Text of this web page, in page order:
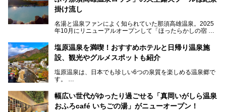
───
提供元：大江戸温泉物語ホテルズ＆リゾーツ株式会社【P
R】
この記事は大江戸温泉物語Premium 鬼怒川観光ホテルのPR
記事です。
ませんが、鬼怒川温泉観光の行き帰りに、はたまたサウナで
一日リフレッシュするための目的地に！ぜひオススメしたい
スポットです。時間制限も無いので1人1,500円でひがな一
日サウナや温泉を楽しんでお昼も食べてごろごろできちゃい
ますよ。
掛け流し
名湯と温泉ファンによく知られていた那須高雄温泉。2025
年10月にリニューアルオープンして「ほったらかしの宿 ゆ
した。
那須湯本の温泉街から少し離れた静かな環境、一軒宿ゆえに
許される露天風呂からの絶景、日帰り入浴や素泊まりで気楽
た。
2名1室利用で1人あたり4,500円～と、思い立ったらすぐに
───
提供元：アイコニア・ホスピタリティ株式会社【PR】
この記事はほったらかしの宿 ゆうふり那須高雄温泉ロッジ
塩原温泉を満喫！おすすめホテルと日帰り温泉施
設、観光やグルメスポットも紹介
塩原温泉は、日本でも珍しい6つの泉質を楽しめる温泉郷で
す。
栃木県の北部にある箒川のほとりに11の温泉地が点在し、
古くから多くの人々から癒やしの場として愛されてきまし
た。
幅広い世代がゆったり過ごせる「真岡いがしら温泉
おふろcafé いちごの湯」がニューオープン！